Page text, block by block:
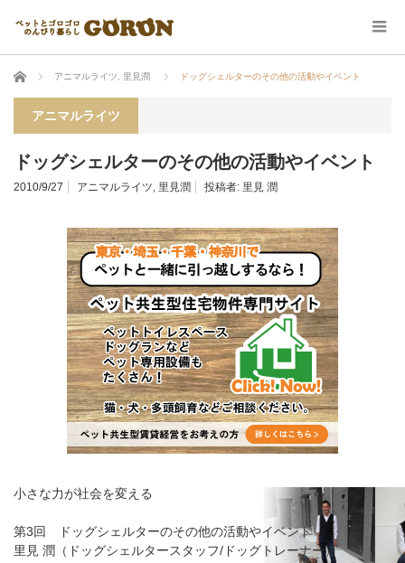
ホーム アニマルライツ 里見潤 ドッグシェルターのその他の活動やイベント
アニマルライツ
ドッグシェルターのその他の活動やイベント
2010/9/27 アニマルライツ, 里見潤 投稿者: 里見 潤
小さな力が社会を変える
第3回 ドッグシェルターのその他の活動やイベント
里見 潤（ドッグシェルタースタッフ/ドッグトレーナー）